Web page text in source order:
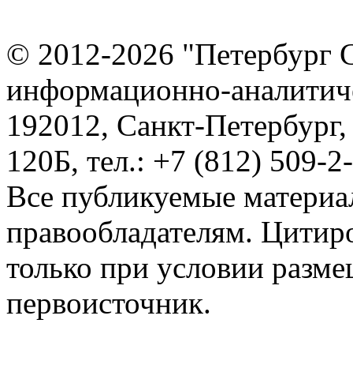
© 2012-2026 "Петербург
информационно-
192012, Санкт-
120Б, тел.: +7 (812) 509-
Все публикуемые
правообладателям.
только при условии
первоисточник.